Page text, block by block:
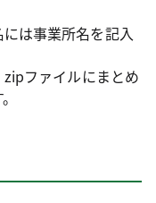
は事業所名を記入
ファイルにまとめ